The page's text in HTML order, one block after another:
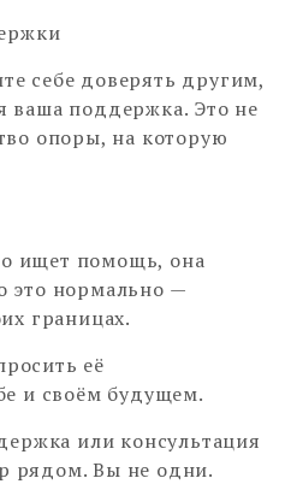
себе доверять другим,
ваша поддержка. Это не
опоры, на которую
ищет помощь, она
это нормально —
границах.
её
и своём будущем.
или консультация
рядом. Вы не одни.